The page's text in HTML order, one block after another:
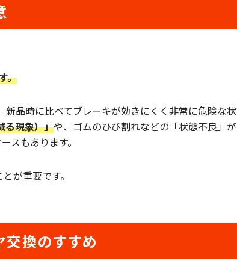
。
品時に比べてブレーキが効きにくく非常に危険な
る現象）」や、ゴムのひび割れなどの「状態不良」
スもあります。
が重要です。
換のすすめ